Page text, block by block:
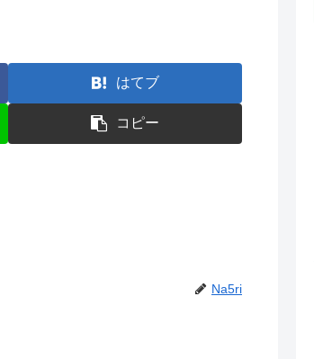
はてブ
コピー
Na5ri